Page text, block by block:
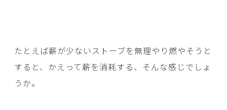
たとえば薪が少ないストーブを無理やり燃やそうと
すると、かえって薪を消耗する、そんな感じでしょ
うか。